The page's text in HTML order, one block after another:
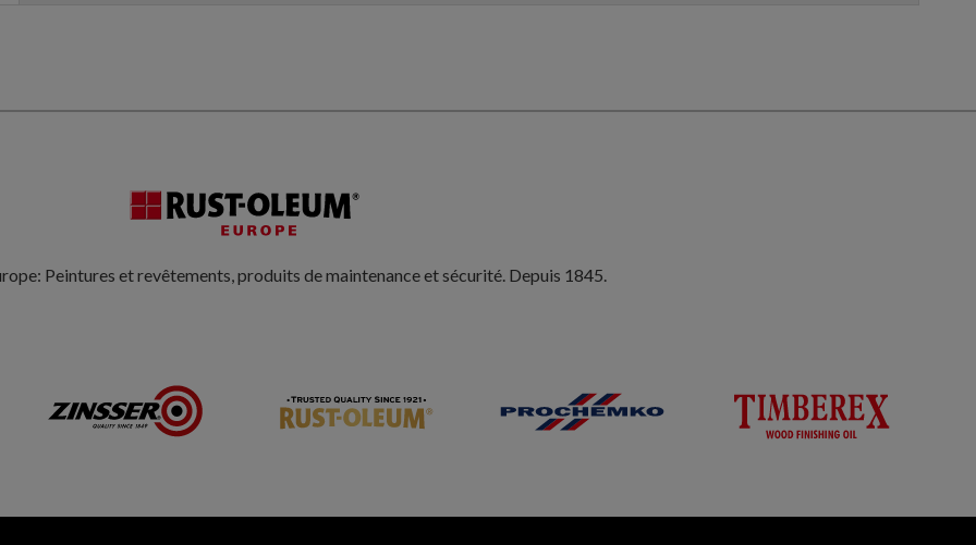
Peintures et revêtements, produits de maintenance et sécurité. Depuis 1845.